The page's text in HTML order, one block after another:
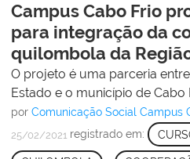
Campus Cabo Frio
para integração da
quilombola da
O projeto é uma parceria
Estado e o município de Cabo
por Comunicação Social Campus
25/02/2021 registrado em: